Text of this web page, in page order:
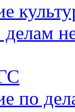
делам
по